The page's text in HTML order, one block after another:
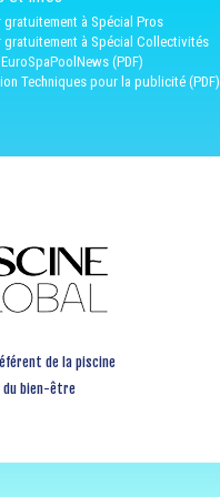
gratuitement à Spécial Pros
gratuitement à Spécial Collectivités
(PDF)
Techniques pour la publicité (PDF)
de la piscine
bien-être